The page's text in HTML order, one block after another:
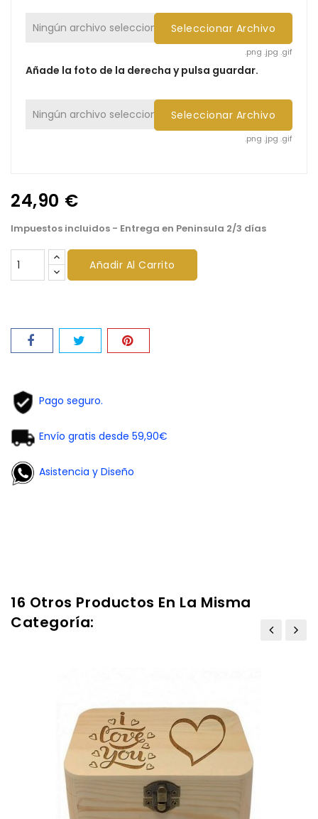
Ningún archivo seleccionadoSeleccionar Archivo
.png .jpg .gif
Añade la foto de la derecha y pulsa guardar.
Ningún archivo seleccionadoSeleccionar Archivo
.png .jpg .gif
24,90 €
Impuestos incluidos - Entrega en Peninsula 2/3 días
Añadir Al Carrito
Pago seguro.
Envío gratis desde 59,90€
Asistencia y Diseño
16 Otros Productos En La Misma
Categoría: